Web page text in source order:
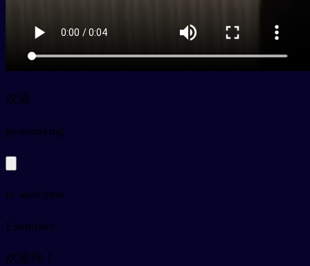
欢迎
pyhuānyíng
to welcome
Exemples
欢迎你！